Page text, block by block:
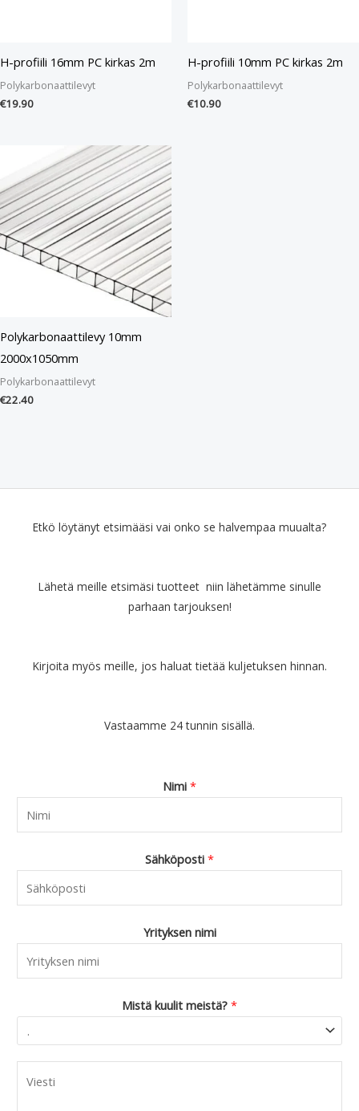
H-profiili 16mm PC kirkas 2m
Polykarbonaattilevyt
€19.90
H-profiili 10mm PC kirkas 2m
Polykarbonaattilevyt
€10.90
Polykarbonaattilevy 10mm
2000x1050mm
Polykarbonaattilevyt
€22.40
Etkö löytänyt etsimääsi vai onko se halvempaa muualta?
Lähetä meille etsimäsi tuotteet niin lähetämme sinulle
parhaan tarjouksen!
Kirjoita myös meille, jos haluat tietää kuljetuksen hinnan.
Vastaamme 24 tunnin sisällä.
Nimi *
Sähköposti *
Yrityksen nimi
Mistä kuulit meistä? *